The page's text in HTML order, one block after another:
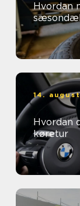
Hvordan
14.
Hvordan
køretur